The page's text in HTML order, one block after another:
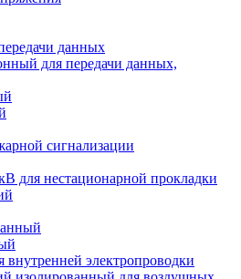
данных
для передачи данных,
сигнализации
для нестационарной прокладки
электропроводки